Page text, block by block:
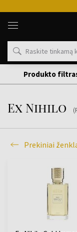
Prekiniai Ženklai
Ex Nihilo
Prekiniai
Produkto